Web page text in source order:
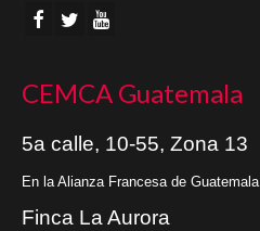
CEMCA Guatemala
5a calle, 10-55, Zona 13
En la Alianza Francesa de Guatemala
Finca La Aurora